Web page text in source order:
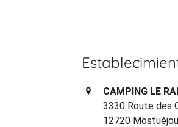
CAMPING LE
3330 Route des
12720